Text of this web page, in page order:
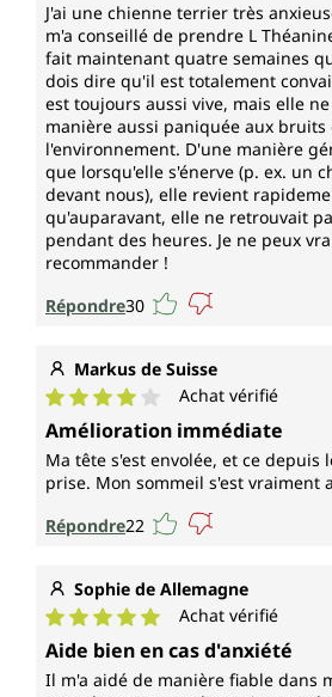
J'ai une chienne terrier très
m'a conseillé de prendre L
fait maintenant quatre semaines
dois dire qu'il est totalement
est toujours aussi vive, mais elle
manière aussi paniquée aux bruits
l'environnement. D'une manière
que lorsqu'elle s'énerve (p. ex. un
devant nous), elle revient
qu'auparavant, elle ne retrouvait
pendant des heures. Je ne peux
recommander !
Répondre30
Markus de Suisse
Note moyenne de 4 sur 5 étoiles
Achat vérifié
Amélioration immédiate
Ma tête s'est envolée, et ce depuis
prise. Mon sommeil s'est vraiment
Répondre22
Sophie de Allemagne
Note moyenne de 5 sur 5 étoiles
Achat vérifié
Aide bien en cas d'anxiété
Il m'a aidé de manière fiable dans